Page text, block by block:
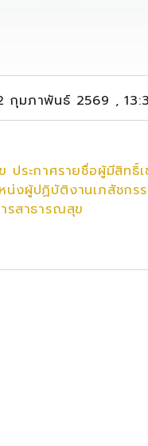
มภาพันธ์ 2569 ,
ประกาศรายชื่อผู้มีสิท
น่งผู้ปฏิบัติงานเภสัชก
รสาธารณสุข